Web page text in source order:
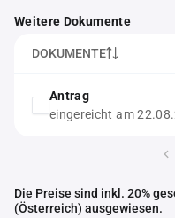
Weitere Dokumente
DOKUMENTE
Antrag
eingereicht am
Die Preise sind inkl. 20%
(Österreich) ausgewiesen.